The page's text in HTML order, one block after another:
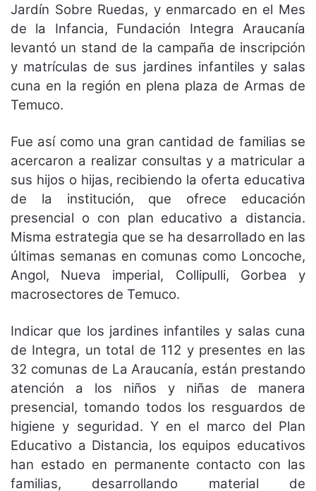
Jardín Sobre Ruedas, y enmarcado en el Mes
de la Infancia, Fundación Integra Araucanía
levantó un stand de la campaña de inscripción
y matrículas de sus jardines infantiles y salas
cuna en la región en plena plaza de Armas de
Temuco.
Fue así como una gran cantidad de familias se
acercaron a realizar consultas y a matricular a
sus hijos o hijas, recibiendo la oferta educativa
de la institución, que ofrece educación
presencial o con plan educativo a distancia.
Misma estrategia que se ha desarrollado en las
últimas semanas en comunas como Loncoche,
Angol, Nueva imperial, Collipulli, Gorbea y
macrosectores de Temuco.
Indicar que los jardines infantiles y salas cuna
de Integra, un total de 112 y presentes en las
32 comunas de La Araucanía, están prestando
atención a los niños y niñas de manera
presencial, tomando todos los resguardos de
higiene y seguridad. Y en el marco del Plan
Educativo a Distancia, los equipos educativos
han estado en permanente contacto con las
familias, desarrollando material de